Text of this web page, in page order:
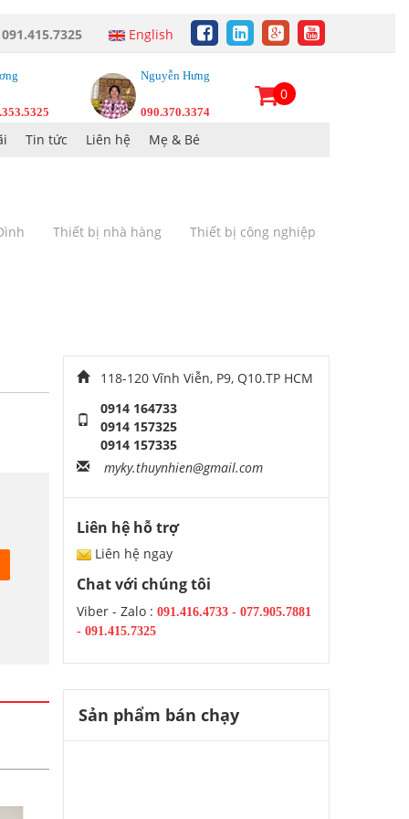
091.415.7325 English
Nguyễn Hưng
090.370.3374
0
Tin tức Liên hệ Mẹ & Bé
Thiết bị nhà hàng Thiết bị công nghiệp
118-120 Vĩnh Viễn, P9, Q10.TP HCM
0914 164733
0914 157325
0914 157335
myky.thuynhien@gmail.com
Liên hệ hỗ trợ
Liên hệ ngay
Chat với chúng tôi
Viber - Zalo : 091.416.4733- 077.905.7881
- 091.415.7325
Sản phẩm bán chạy